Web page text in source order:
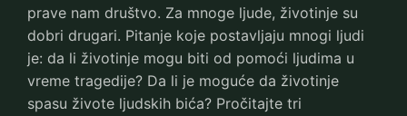
prave nam društvo. Za mnoge ljude, životinje su
dobri drugari. Pitanje koje postavljaju mnogi ljudi
je: da li životinje mogu biti od pomoći ljudima u
vreme tragedije? Da li je moguće da životinje
spasu živote ljudskih bića? Pročitajte tri